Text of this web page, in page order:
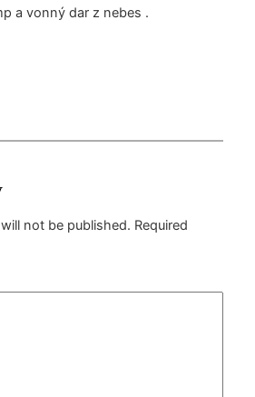
a vonný dar z nebes .
not be published. Required